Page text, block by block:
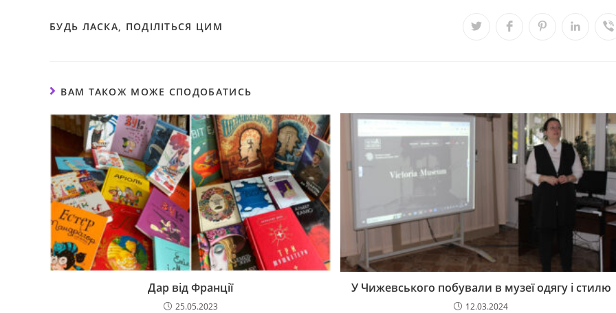
БУДЬ ЛАСКА, ПОДІЛІТЬСЯ ЦИМ
ВАМ ТАКОЖ МОЖЕ СПОДОБАТИСЬ
Дар від Франції
25.05.2023
У Чижевського побували в музеї одягу і стилю
12.03.2024